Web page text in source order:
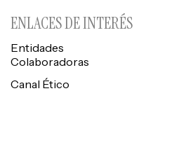
ENLACES DE INTERÉS
Entidades
Colaboradoras
Canal Ético